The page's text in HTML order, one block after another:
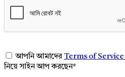
আপনি আমাদেরTerms of Service
নিয়ে সাইন আপ করছেন*